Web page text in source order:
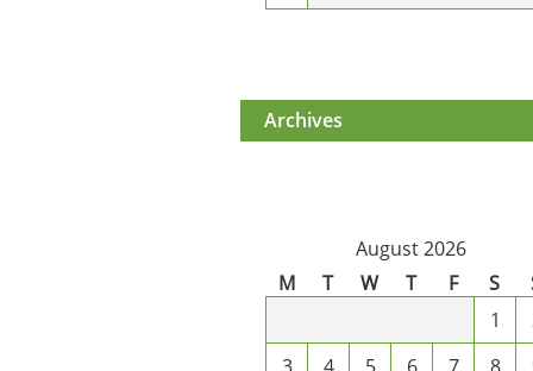
Archives
August 2026
M
T W T F S
1